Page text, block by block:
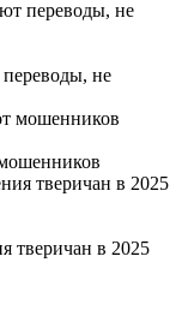
не
тверичан в 2025